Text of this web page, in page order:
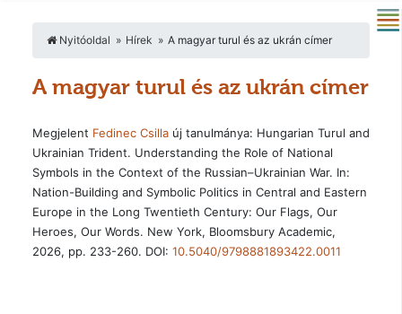
Nyitóoldal Hírek A magyar turul és az ukrán címer
A magyar turul és az ukrán címer
Megjelent Fedinec Csillaúj tanulmánya: Hungarian Turul and
Ukrainian Trident. Understanding the Role of National
Symbols in the Context of the Russian–Ukrainian War. In:
Nation-Building and Symbolic Politics in Central and Eastern
Europe in the Long Twentieth Century: Our Flags, Our
Heroes, Our Words. New York, Bloomsbury Academic,
2026, pp. 233-260. DOI: 10.5040/9798881893422.0011